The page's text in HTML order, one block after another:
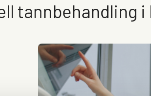
tannbehandling i